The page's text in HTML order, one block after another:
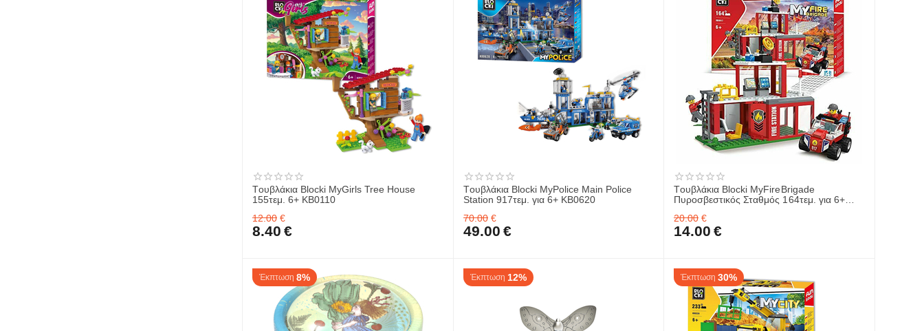
Tουβλάκια Blocki MyGirls Tree House
155τεμ. 6+ KB0110
12.00 €
8.40 €
Tουβλάκια Blocki MyPolice Main Police
Station 917τεμ. για 6+ KB0620
70.00 €
49.00 €
Tουβλάκια Blocki MyFireBrigade
Πυροσβεστικός Σταθμός 164τεμ. για 6+
20.00 €
14.00 €
Έκπτωση 8% Έκπτωση 12% Έκπτωση 30%